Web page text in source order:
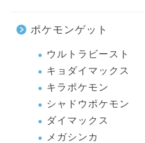
ポケモンゲット
ウルトラビースト
キョダイマックス
キラポケモン
シャドウポケモン
ダイマックス
メガシンカ